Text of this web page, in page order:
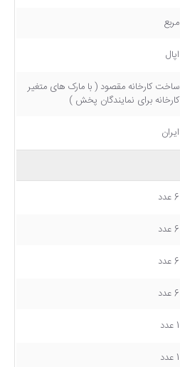
مربع
اپال
ساخت کارخانه مقصود ( با مارک های متغیر
کارخانه برای نمایندگان پخش )
ایران
6 عدد
6 عدد
6 عدد
6 عدد
1 عدد
1 عدد